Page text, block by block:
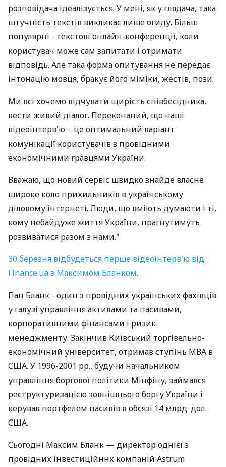
розповідача ідеалізується. У мені, як у глядача, така
штучність текстів викликає лише огиду. Більш
популярні - текстові онлайн-конференції, коли
користувач може сам запитати і отримати
відповідь. Але така форма опитування не передає
інтонацію мовця, бракує його міміки, жестів, пози.
Ми всі хочемо відчувати щирість співбесідника,
вести живий діалог. Переконаний, що наші
відеоінтерв'ю – це оптимальний варіант
комунікації користувачів з провідними
економічними гравцями України.
Вважаю, що новий сервіс швидко знайде власне
широке коло прихильників в українському
діловому інтернеті. Люди, що вміють думаюти і ті,
кому небайдуже життя України, прагнутимуть
розвиватися разом з нами."
30 березня відбудеться перше відеоінтерв'ю від
Finance.ua з Максимом Бланком.
Пан Бланк - один з провідних українських фахівців
у галузі управління активами та пасивами,
корпоративними фінансами і ризик-
менеджменту. Закінчив Київський торгівельно-
економічний університет, отримав ступінь МВА в
США. У 1996-2001 рр., будучи начальником
управління боргової політики Мінфіну, займався
реструктуризацією зовнішнього боргу України і
керував портфелем пасивів в обсязі 14 млрд. дол.
США.
Сьогодні Максим Бланк — директор однієї з
провідних інвестиційннх компаній Astrum